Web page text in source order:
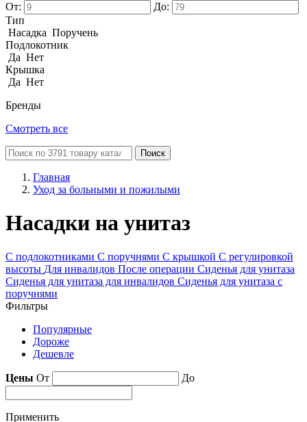
От:
До:
Тип
Насадка Поручень
Подлокотник
Да Нет
Крышка
Да Нет
Бренды
Смотреть все
Поиск
Главная
Уход за больными и пожилыми
Насадки на унитаз
С подлокотниками С поручнями С крышкой С регулировкой
высоты Для инвалидов После операции Сиденья для унитаза
Сиденья для унитаза для инвалидов Сиденья для унитаза с
поручнями
Фильтры
Популярные
Дороже
Дешевле
Цены От До
Применить